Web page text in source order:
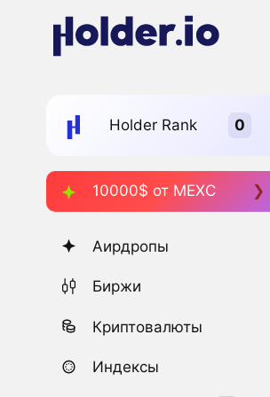
Holder Rank
10000$ от MEXC
Аирдропы
Биржи
Криптовалюты
Индексы